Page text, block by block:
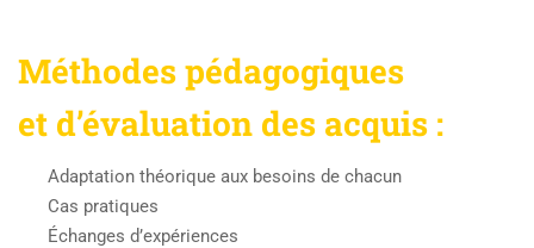
Méthodes pédagogiques
et d’évaluation des acquis :
Adaptation théorique aux besoins de chacun
Cas pratiques
Échanges d’expériences